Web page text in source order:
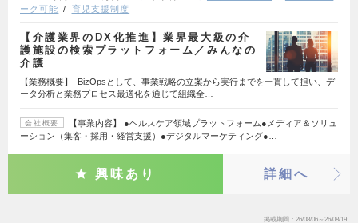
ーク可能
育児支援制度
【介護業界のDX化推進】業界最大級の介
護施設の検索プラットフォーム／みんなの
介護
【業務概要】 BizOpsとして、事業戦略の立案から実行までを一貫して担い、デ
ータ分析と業務プロセス最適化を通じて組織全…
会社概要
【事業内容】 ●ヘルスケア領域プラットフォーム●メディア＆ソリュ
ーション（集客・採用・経営支援）●デジタルマーケティング●…
興味あり 詳細へ
掲載期間 26/08/06～26/08/19